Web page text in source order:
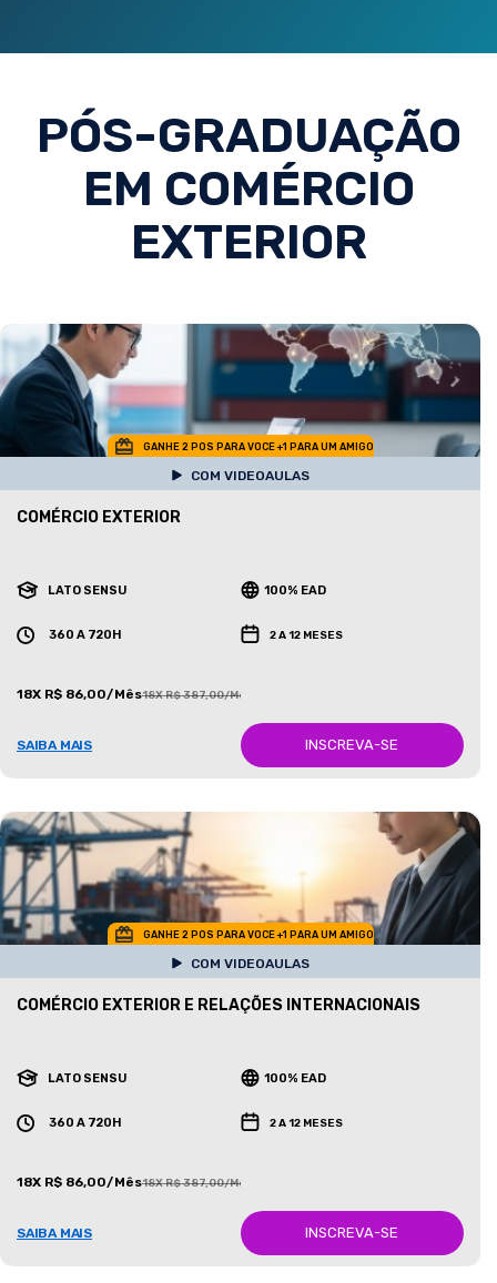
PÓS-GRADUAÇÃO
EM COMÉRCIO
EXTERIOR
GANHE 2 POS PARA VOCE +1 PARA UM AMIGO
COM VIDEOAULAS
COMÉRCIO EXTERIOR
LATO SENSU 100% EAD
360 A 720H 2 A 12 MESES
18X R$ 86,00/Mês18X R$ 387,00/Mês
SAIBA MAIS INSCREVA-SE
GANHE 2 POS PARA VOCE +1 PARA UM AMIGO
COM VIDEOAULAS
COMÉRCIO EXTERIOR E RELAÇÕES INTERNACIONAIS
LATO SENSU 100% EAD
360 A 720H 2 A 12 MESES
18X R$ 86,00/Mês18X R$ 387,00/Mês
SAIBA MAIS INSCREVA-SE